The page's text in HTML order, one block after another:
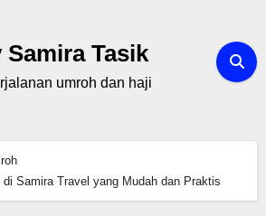
Samira Tasik
umroh dan haji
di Samira Travel yang Mudah dan Praktis